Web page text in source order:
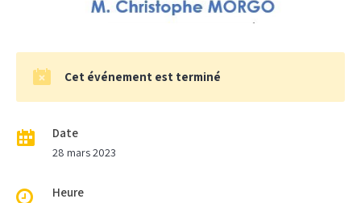
Cet événement est terminé
Date
28 mars 2023
Heure